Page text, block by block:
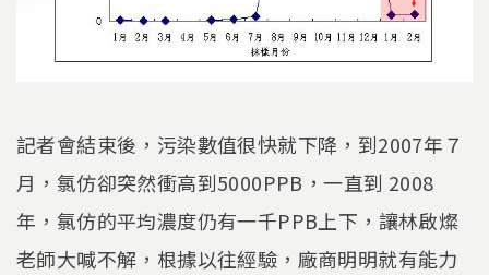
記者會結束後，污染數值很快就下降，到2007年７
月，氯仿卻突然衝高到5000PPB，一直到 2008
年，氯仿的平均濃度仍有一千PPB上下，讓林啟燦
老師大喊不解，根據以往經驗，廠商明明就有能力